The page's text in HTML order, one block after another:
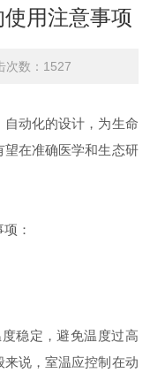
用注意事项
数：1527
动化的设计，为生命
在准确医学和生态研
：
稳定，避免温度过高
说，室温应控制在动